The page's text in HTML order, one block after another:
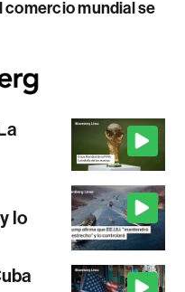
comercio mundial se
lo